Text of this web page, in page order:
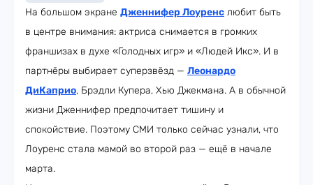
На большом экране Дженнифер Лоуренс любит быть
в центре внимания: актриса снимается в громких
франшизах в духе «Голодных игр» и «Людей Икс». И в
партнёры выбирает суперзвёзд — Леонардо
ДиКаприо, Брэдли Купера, Хью Джекмана. А в обычной
жизни Дженнифер предпочитает тишину и
спокойствие. Поэтому СМИ только сейчас узнали, что
Лоуренс стала мамой во второй раз — ещё в начале
марта.